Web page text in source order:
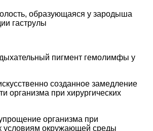
образующаяся у зародыша
гаструлы
пигмент гемолимфы у
созданное замедление
организма при хирургических
организма при
условиям окружающей среды